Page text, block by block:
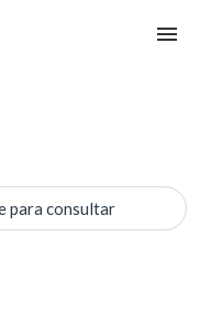
para consultar